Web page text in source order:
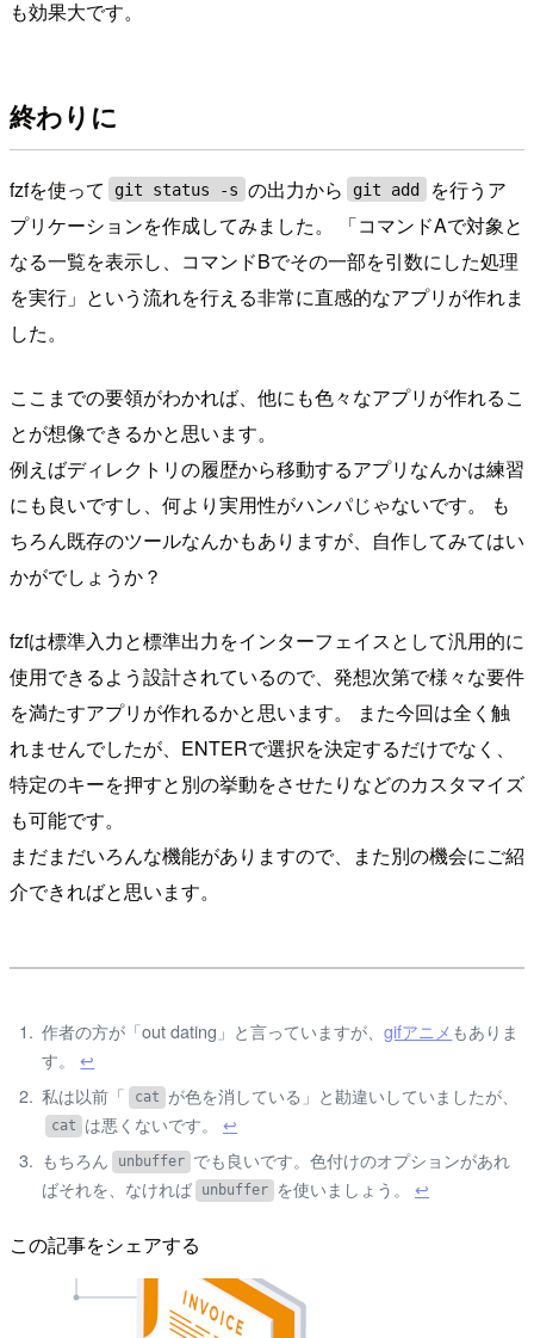
も効果大です。
終わりに
fzfを使って git status -s の出力から git add
を行うア
プリケーションを作成してみました。 「コマンドAで対象と
なる一覧を表示し、コマンドBでその一部を引数にした処理
を実行」という流れを行える非常に直感的なアプリが作れま
した。
ここまでの要領がわかれば、他にも色々なアプリが作れるこ
とが想像できるかと思います。
例えばディレクトリの履歴から移動するアプリなんかは練習
にも良いですし、何より実用性がハンパじゃないです。 も
ちろん既存のツールなんかもありますが、自作してみてはい
かがでしょうか？
fzfは標準入力と標準出力をインターフェイスとして汎用的に
使用できるよう設計されているので、発想次第で様々な要件
を満たすアプリが作れるかと思います。 また今回は全く触
れませんでしたが、ENTERで選択を決定するだけでなく、
特定のキーを押すと別の挙動をさせたりなどのカスタマイズ
も可能です。
まだまだいろんな機能がありますので、また別の機会にご紹
介できればと思います。
作者の方が「out dating」と言っていますが、gifアニメ もありま
す。↩
私は以前「
cat が色を消している」と勘違いしていましたが、
cat は悪くないです。 ↩
もちろん
unbuffer でも良いです。色付けのオプションがあれ
ばそれを、なければ
unbuffer を使いましょう。 ↩
この記事をシェアする